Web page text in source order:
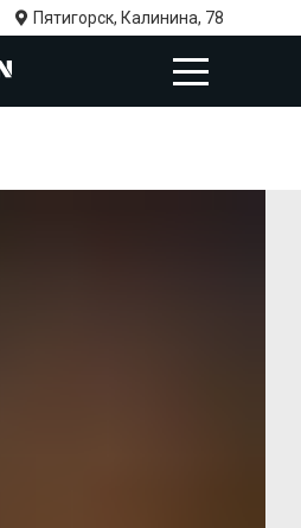
Пятигорск, Калинина, 78